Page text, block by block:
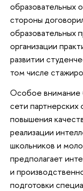
образовательных
стороны
образовательных
организации
развитии
том числе
Особое внимание
сети партнерских
повышения
реализации
школьников и
предполагает
и
подготовки